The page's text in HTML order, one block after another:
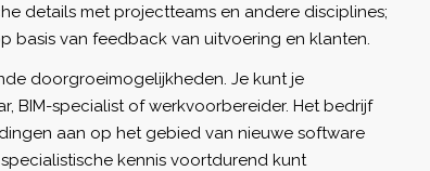
details met projectteams en andere disciplines;
basis van feedback van uitvoering en klanten.
doorgroeimogelijkheden. Je kunt je
BIM-specialist of werkvoorbereider. Het bedrijf
aan op het gebied van nieuwe software
kennis voortdurend kunt